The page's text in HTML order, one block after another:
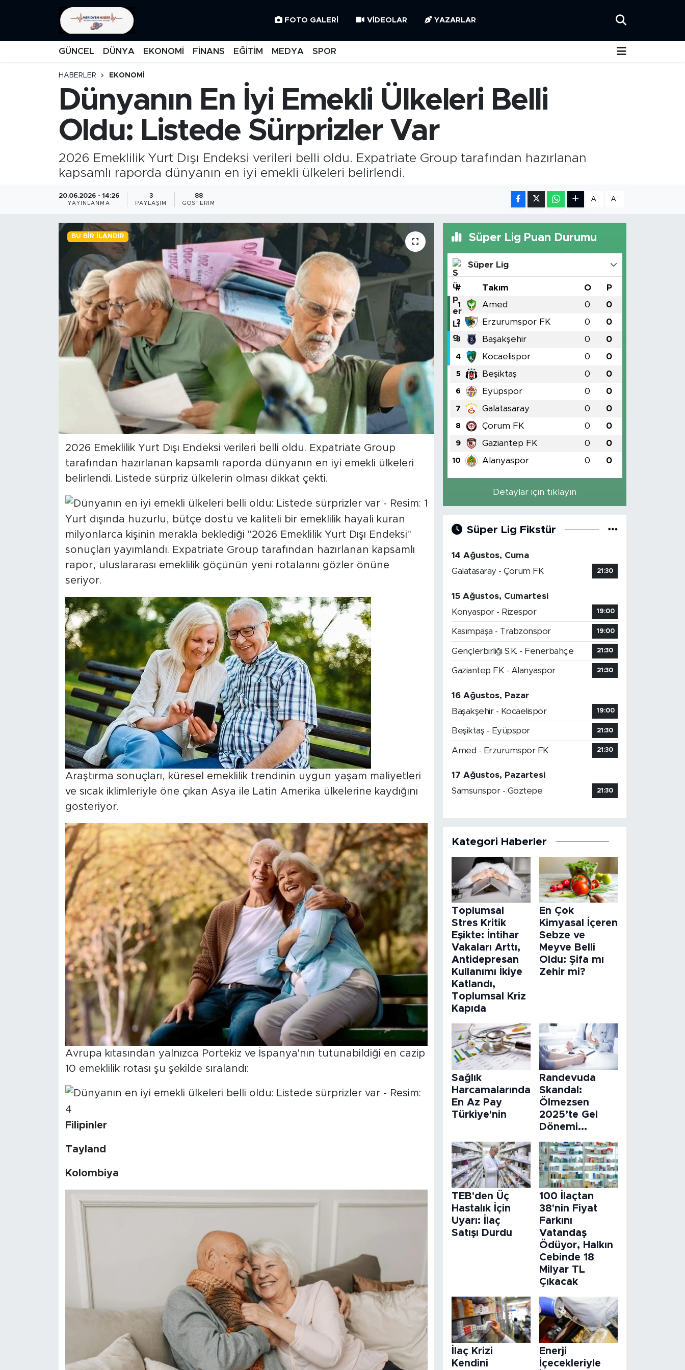
FOTO GALERI VIDEOLAR YAZARLAR
GÜNCEL DÜNYA EKONOMİ FİNANS EĞİTİM MEDYA SPOR
HABERLER EKONOMİ
Dünyanın En İyi Emekli Ülkeleri Belli
Oldu: Listede Sürprizler Var
2026 Emeklilik Yurt Dışı Endeksi verileri belli oldu. Expatriate Group tarafından hazırlanan
kapsamlı raporda dünyanın en iyi emekli ülkeleri belirlendi.
20.06.2026 - 14:26
YAYINLANMA
3
PAYLAŞIM
88
GÖSTERIM
A- A+
BU BIR İLANDIR
2026 Emeklilik Yurt Dışı Endeksi verileri belli oldu. Expatriate Group
tarafından hazırlanan kapsamlı raporda dünyanın en iyi emekli ülkeleri
belirlendi. Listede sürpriz ülkelerin olması dikkat çekti.
Yurt dışında huzurlu, bütçe dostu ve kaliteli bir emeklilik hayali kuran
milyonlarca kişinin merakla beklediği "2026 Emeklilik Yurt Dışı Endeksi"
sonuçları yayımlandı. Expatriate Group tarafından hazırlanan kapsamlı
rapor, uluslararası emeklilik göçünün yeni rotalarını gözler önüne
seriyor.
Araştırma sonuçları, küresel emeklilik trendinin uygun yaşam maliyetleri
ve sıcak iklimleriyle öne çıkan Asya ile Latin Amerika ülkelerine kaydığını
gösteriyor.
Avrupa kıtasından yalnızca Portekiz ve İspanya'nın tutunabildiği en cazip
10 emeklilik rotası şu şekilde sıralandı:
Filipinler
Tayland
Kolombiya
Süper Lig Puan Durumu
Süper Lig
# Takım O P
1 Amed 0 0
2 Erzurumspor FK 0 0
3 Başakşehir 0 0
4 Kocaelispor 0 0
5 Beşiktaş 0 0
6 Eyüpspor 0 0
7 Galatasaray 0 0
8 Çorum FK 0 0
9 Gaziantep FK 0 0
10 Alanyaspor 0 0
Detaylar için tıklayın
Süper Lig Fikstür
14 Ağustos, Cuma
Galatasaray - Çorum FK
21:30
15 Ağustos, Cumartesi
Konyaspor - Rizespor
19:00
Kasımpaşa - Trabzonspor 19:00
Gençlerbirliği S.K. - Fenerbahçe 21:30
Gaziantep FK - Alanyaspor 21:30
16 Ağustos, Pazar
Başakşehir - Kocaelispor
19:00
Beşiktaş - Eyüpspor 21:30
Amed - Erzurumspor FK 21:30
17 Ağustos, Pazartesi
Samsunspor - Göztepe
21:30
Kategori Haberler
Toplumsal
Stres Kritik
Eşikte: İntihar
Vakaları Arttı,
Antidepresan
Kullanımı İkiye
Katlandı,
Toplumsal Kriz
Kapıda
En Çok
Kimyasal İçeren
Sebze ve
Meyve Belli
Oldu: Şifa mı
Zehir mi?
Sağlık
Harcamalarında
En Az Pay
Türkiye'nin
Randevuda
Skandal:
Ölmezsen
2025’te Gel
Dönemi...
TEB'den Üç
Hastalık İçin
Uyarı: İlaç
Satışı Durdu
100 İlaçtan
38'nin Fiyat
Farkını
Vatandaş
Ödüyor, Halkın
Cebinde 18
Milyar TL
Çıkacak
İlaç Krizi
Kendini
Enerji
İçecekleriyle
MANŞET
DÜNYA
GÜNCEL
BİLİM-TEKNOLOJİ
RÖPÖRTAJ
ANALİZ
NOSTALJİ
KÜLTÜR SANAT
MEDYA KÖŞESİ
FOTO GALERİ
VİDEOLAR
ALINTI YAZARLAR
SOSYAL MEDYA
İstanbul Namaz Vakitleri
Trafik Durumu
Süper Lig Puan Durumu ve Fikstür
Tüm Manşetler
Son Dakika Haberleri